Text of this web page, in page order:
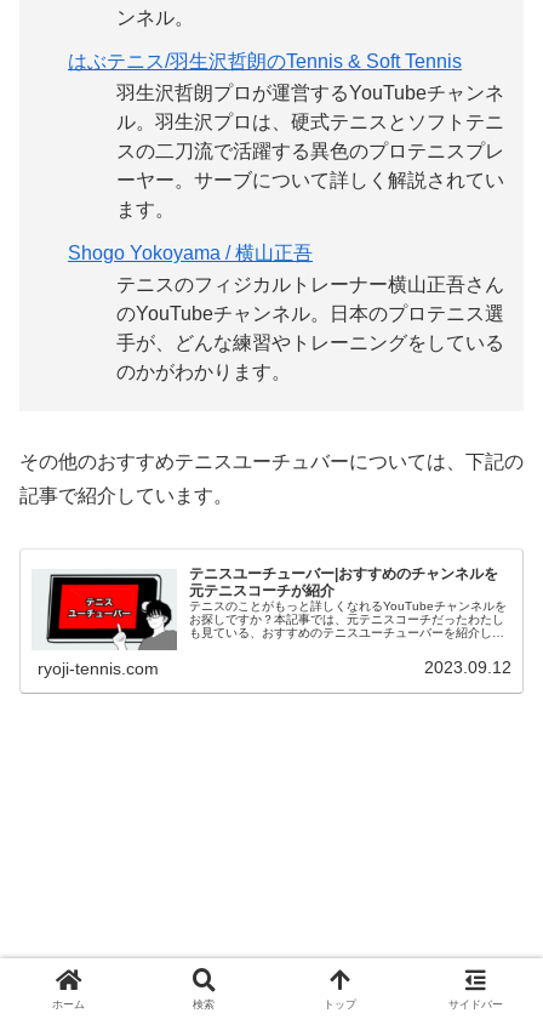
ンネル。
はぶテニス/羽生沢哲朗のTennis & Soft Tennis
羽生沢哲朗プロが運営するYouTubeチャンネ
ル。羽生沢プロは、硬式テニスとソフトテニ
スの二刀流で活躍する異色のプロテニスプレ
ーヤー。サーブについて詳しく解説されてい
ます。
Shogo Yokoyama / 横山正吾
テニスのフィジカルトレーナー横山正吾さん
のYouTubeチャンネル。日本のプロテニス選
手が、どんな練習やトレーニングをしている
のかがわかります。
その他のおすすめテニスユーチュバーについては、下記の
記事で紹介しています。
テニスユーチューバー|おすすめのチャンネルを
元テニスコーチが紹介
テニスのことがもっと詳しくなれるYouTubeチャンネルを
お探しですか？本記事では、元テニスコーチだったわたし
も見ている、おすすめのテニスユーチューバーを紹介しま
ryoji-tennis.com 2023.09.12
ホーム 検索 トップ サイドバー